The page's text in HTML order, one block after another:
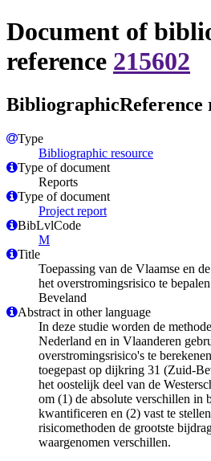
Document of
reference 215602
BibliographicReference
Type
Bibliographic resource
Type of document
Reports
Type of document
Project report
BibLvlCode
M
Title
Toepassing van de Vlaamse en
het overstromingsrisico te
Beveland
Abstract in other language
In deze studie worden de
Nederland en in Vlaanderen
overstromingsrisico's te
toegepast op dijkring 31 (Zuid-
het oostelijk deel van de
om (1) de absolute verschillen in
kwantificeren en (2) vast te
risicomethoden de grootste
waargenomen verschillen.